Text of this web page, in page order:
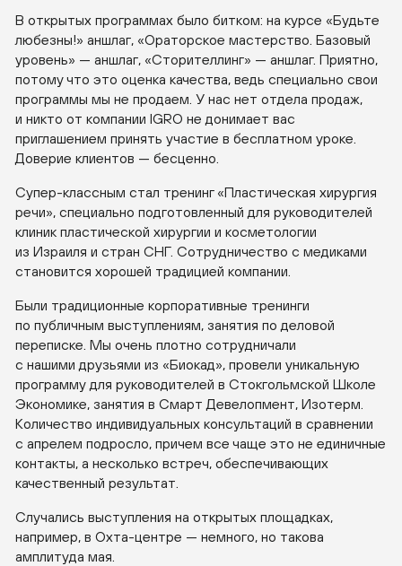
В открытых программах было битком: на курсе «Будьте
любезны!» аншлаг, «Ораторское мастерство. Базовый
уровень» — аншлаг, «Сторителлинг» — аншлаг. Приятно,
потому что это оценка качества, ведь специально свои
программы мы не продаем. У нас нет отдела продаж,
и никто от компании IGRO не донимает вас
приглашением принять участие в бесплатном уроке.
Доверие клиентов — бесценно.
Супер-классным стал тренинг «Пластическая хирургия
речи», специально подготовленный для руководителей
клиник пластической хирургии и косметологии
из Израиля и стран СНГ. Сотрудничество с медиками
становится хорошей традицией компании.
Были традиционные корпоративные тренинги
по публичным выступлениям, занятия по деловой
переписке. Мы очень плотно сотрудничали
с нашими друзьями из «Биокад», провели уникальную
программу для руководителей в Стокгольмской Школе
Экономике, занятия в Смарт Девелопмент, Изотерм.
Количество индивидуальных консультаций в сравнении
с апрелем подросло, причем все чаще это не единичные
контакты, а несколько встреч, обеспечивающих
качественный результат.
Случались выступления на открытых площадках,
например, в Охта-центре — немного, но такова
амплитуда мая.